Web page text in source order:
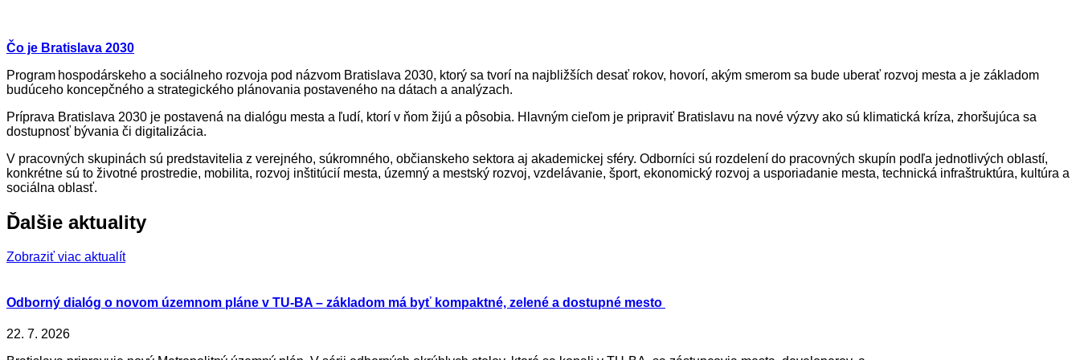
Čo je Bratislava 2030
Program hospodárskeho a sociálneho rozvoja pod názvom Bratislava 2030, ktorý sa tvorí na najbližších desať rokov, hovorí, akým smerom sa bude uberať rozvoj mesta a je základom
budúceho koncepčného a strategického plánovania postaveného na dátach a analýzach.
Príprava Bratislava 2030 je postavená na dialógu mesta a ľudí, ktorí v ňom žijú a pôsobia. Hlavným cieľom je pripraviť Bratislavu na nové výzvy ako sú klimatická kríza, zhoršujúca sa
dostupnosť bývania či digitalizácia.
V pracovných skupinách sú predstavitelia z verejného, súkromného, občianskeho sektora aj akademickej sféry. Odborníci sú rozdelení do pracovných skupín podľa jednotlivých oblastí,
konkrétne sú to životné prostredie, mobilita, rozvoj inštitúcií mesta, územný a mestský rozvoj, vzdelávanie, šport, ekonomický rozvoj a usporiadanie mesta, technická infraštruktúra, kultúra a
sociálna oblasť.
Ďalšie aktuality
Zobraziť viac aktualít
Odborný dialóg o novom územnom pláne v TU-BA – základom má byť kompaktné, zelené a dostupné mesto
22. 7. 2026